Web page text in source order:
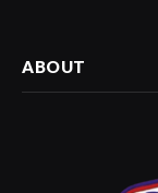
ABOUT